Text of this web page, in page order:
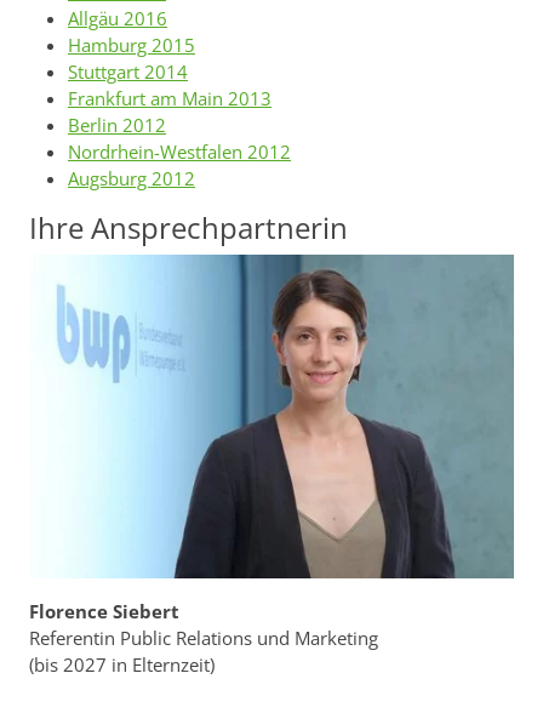
Allgäu 2016
Hamburg 2015
Stuttgart 2014
Frankfurt am Main 2013
Berlin 2012
Nordrhein-Westfalen 2012
Augsburg 2012
Ihre Ansprechpartnerin
Florence Siebert
Referentin Public Relations und Marketing
(bis 2027 in Elternzeit)